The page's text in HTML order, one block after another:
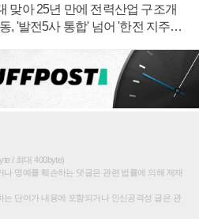
맞아 25년 만에 전력산업 구조개
, '발전5사 통합' 넘어 '한전 지주사'
/ 최대 400byte)
명예를 훼손하는 댓글은 관련 법률에 의해 제재
는 단어가 내용에 포함되거나 인신공격성 글은 관